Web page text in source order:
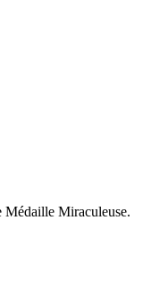
Médaille Miraculeuse.